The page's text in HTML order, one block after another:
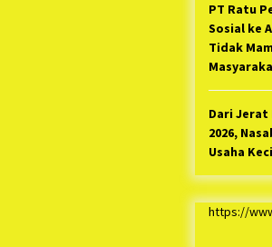
PT Ratu
Sosial ke
Tidak
Dari Jerat
2026,
Usaha
https://